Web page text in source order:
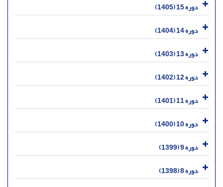
دوره 15 (1405)
دوره 14 (1404)
دوره 13 (1403)
دوره 12 (1402)
دوره 11 (1401)
دوره 10 (1400)
دوره 9 (1399)
دوره 8 (1398)